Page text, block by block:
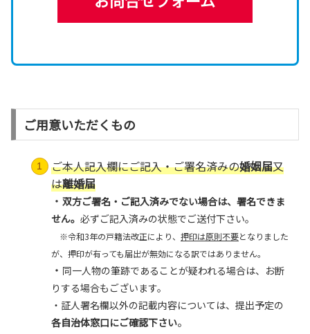
ご用意いただくもの
ご本人記入欄にご記入・ご署名済みの婚姻届又
は離婚届
・ 双方ご署名・ご記入済みでない場合は、署名できま
せん。 必ずご記入済みの状態でご送付下さい。
※令和3年の戸籍法改正により、 押印は原則不要となりました
が、押印が有っても届出が無効になる訳ではありません。
・ 同一人物の筆跡であることが疑われる場合は、お断
りする場合もございます。
・証人署名欄以外の記載内容については、提出予定の
各自治体窓口にご確認下さい。